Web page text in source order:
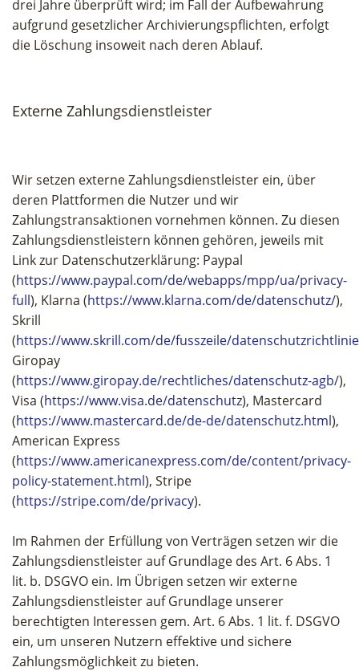
drei Jahre überprüft wird; im Fall der Aufbewahrung
aufgrund gesetzlicher Archivierungspflichten, erfolgt
die Löschung insoweit nach deren Ablauf.
Externe Zahlungsdienstleister
Wir setzen externe Zahlungsdienstleister ein, über
deren Plattformen die Nutzer und wir
Zahlungstransaktionen vornehmen können. Zu diesen
Zahlungsdienstleistern können gehören, jeweils mit
Link zur Datenschutzerklärung: Paypal
(https://www.paypal.com/de/webapps/mpp/ua/privacy-
full), Klarna (https://www.klarna.com/de/datenschutz/),
Skrill
(https://www.skrill.com/de/fusszeile/
Giropay
(https://www.giropay.de/rechtliches/datenschutz-agb/),
Visa (https://www.visa.de/datenschutz), Mastercard
(https://www.mastercard.de/de-de/datenschutz.html),
American Express
(https://www.americanexpress.com/de/content/privacy-
policy-statement.html), Stripe
(https://stripe.com/de/privacy).
Im Rahmen der Erfüllung von Verträgen setzen wir die
Zahlungsdienstleister auf Grundlage des Art. 6 Abs. 1
lit. b. DSGVO ein. Im Übrigen setzen wir externe
Zahlungsdienstleister auf Grundlage unserer
berechtigten Interessen gem. Art. 6 Abs. 1 lit. f. DSGVO
ein, um unseren Nutzern effektive und sichere
Zahlungsmöglichkeit zu bieten.